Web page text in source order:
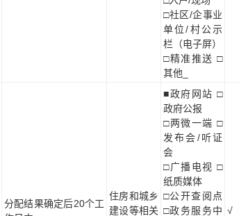
□社区/企事业
单位/村公示
栏（电子屏）
□精准推送 □
其他_
分配结果确定后20个工
住房和城乡
建设等相关
■政府网站 □
政府公报
□两微一端 □
发布会/听证
会
□广播电视 □
纸质媒体
□公开查阅点
□政务服务中 √